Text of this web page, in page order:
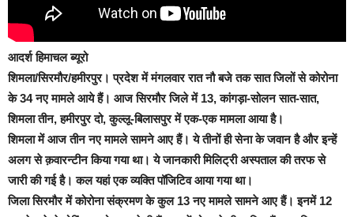
आदर्श हिमाचल ब्यूरो
शिमला/सिरमौर/हमीरपुर।प्रदेश में मंगलवार रात नौ बजे तक सात जिलों से कोरोना
के 34 नए मामले आये हैं। आज सिरमौर जिले में 13, कांगड़ा-सोलन सात-सात,
शिमला तीन, हमीरपुर दो, कुल्लू-बिलासपुर में एक-एक मामला आया है।
शिमला में आज तीन नए मामले सामने आए हैं। ये तीनों ही सेना के जवान है और इन्हें
अलग से क़वारन्टीन किया गया था। ये जानकारी मिलिट्री अस्पताल की तरफ से
जारी की गई है। कल यहां एक व्यक्ति पॉजिटिव आया गया था।
जिला सिरमौर में कोरोना संक्रमण के कुल 13 नए मामले सामने आए हैं। इनमें 12